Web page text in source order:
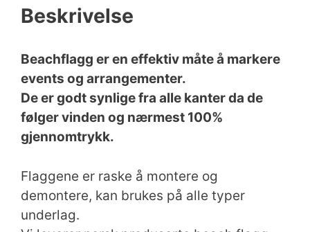
Beskrivelse
Beachflagg er en effektiv måte å markere
events og arrangementer.
De er godt synlige fra alle kanter da de
følger vinden og nærmest 100%
gjennomtrykk.
Flaggene er raske å montere og
demontere, kan brukes på alle typer
underlag.